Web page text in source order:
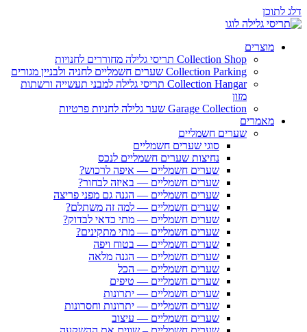
דלג לתוכן
מוצרים
Collection Shop תריסי גלילה מחוררים לחנויות
Collection Parking שערים חשמליים לחניה ולבניין מגורים
Collection Hangar תריסי גלילה למבני תעשייה ורשתות
מזון
Garage Collection שער גלילה לחניות פרטיות
מאמרים
שערים חשמליים
סוגי שערים חשמליים
נחיצות שערים חשמליים לנכס
שערים חשמליים — איפה לרכוש?
שערים חשמליים — באיזה לבחור?
שערים חשמליים — הגנה גם מפני פריצה
שערים חשמליים — למה זה משתלם?
שערים חשמליים — מתי כדאי לבדוק?
שערים חשמליים — מתי מתקינים?
שערים חשמליים — בטוח ויפה
שערים חשמליים — הגנה מלאה
שערים חשמליים — הכל
שערים חשמליים — טיפים
שערים חשמליים — יתרונות
שערים חשמליים — יתרונות וחסרונות
שערים חשמליים — עיצוב